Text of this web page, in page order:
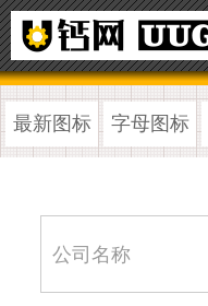
最新图标 字母图标